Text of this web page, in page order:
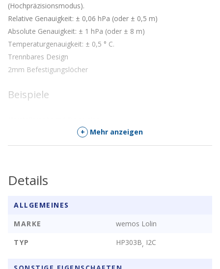
(Hochpräzisionsmodus).
Relative Genauigkeit: ± 0,06 hPa (oder ± 0,5 m)
Absolute Genauigkeit: ± 1 hPa (oder ± 8 m)
Temperaturgenauigkeit: ± 0,5 ° C.
Trennbares Design
2mm Befestigungslöcher
Beispiele
https://docs.wemos.cc/en/latest/d1_mini_shiled/
+ Mehr anzeigen
Details
ALLGEMEINES
MARKE
wemos Lolin
TYP
HP303B, I2C